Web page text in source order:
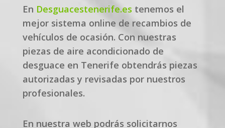
En Desguacestenerife.es tenemos el
mejor sistema online de recambios de
vehículos de ocasión. Con nuestras
piezas de aire acondicionado de
desguace en Tenerife obtendrás piezas
autorizadas y revisadas por nuestros
profesionales.
En nuestra web podrás solicitarnos